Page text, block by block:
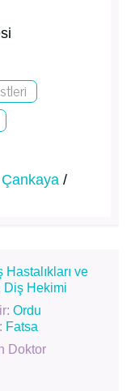
Çankaya /
Hastalıkları ve
Diş Hekimi
Ordu
Fatsa
Doktor